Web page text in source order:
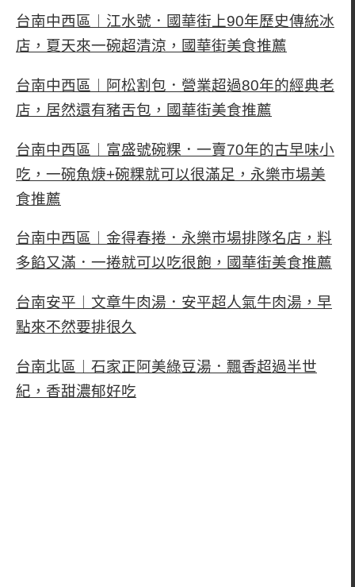
台南中西區︱江水號．國華街上90年歷史傳統冰
店，夏天來一碗超清涼，國華街美食推薦
台南中西區︱阿松割包．營業超過80年的經典老
店，居然還有豬舌包，國華街美食推薦
台南中西區︱富盛號碗粿．一賣70年的古早味小
吃，一碗魚焿+碗粿就可以很滿足，永樂市場美
食推薦
台南中西區︱金得春捲．永樂市場排隊名店，料
多餡又滿．一捲就可以吃很飽，國華街美食推薦
台南安平︱文章牛肉湯．安平超人氣牛肉湯，早
點來不然要排很久
台南北區︱石家正阿美綠豆湯．飄香超過半世
紀，香甜濃郁好吃